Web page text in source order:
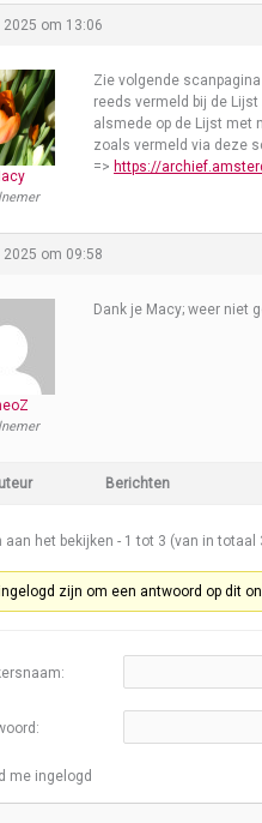
2025 om 13:06
Zie volgende
reeds vermeld bij de
alsmede op de Lijst met
zoals vermeld via deze
=> https://
2025 om 09:58
Dank je Macy; weer niet
Berichten
aan het bekijken - 1 tot 3 (van in totaal
zijn om een antwoord op dit
me ingelogd